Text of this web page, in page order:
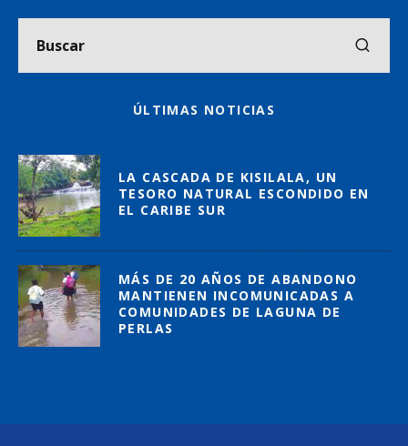
ÚLTIMAS NOTICIAS
LA CASCADA DE KISILALA, UN
TESORO NATURAL ESCONDIDO EN
EL CARIBE SUR
MÁS DE 20 AÑOS DE ABANDONO
MANTIENEN INCOMUNICADAS A
COMUNIDADES DE LAGUNA DE
PERLAS